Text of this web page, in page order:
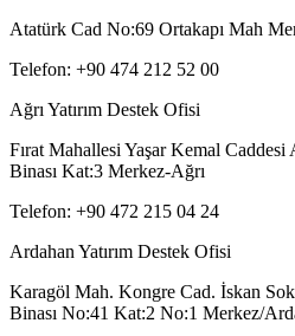
Atatürk Cad No:69 Ortakapı Mah
Telefon: +90 474 212 52 00
Ağrı Yatırım Destek Ofisi
Fırat Mahallesi Yaşar Kemal Caddesi
Binası Kat:3 Merkez-Ağrı
Telefon: +90 472 215 04 24
Ardahan Yatırım Destek Ofisi
Karagöl Mah. Kongre Cad. İskan
Binası No:41 Kat:2 No:1 Merkez/